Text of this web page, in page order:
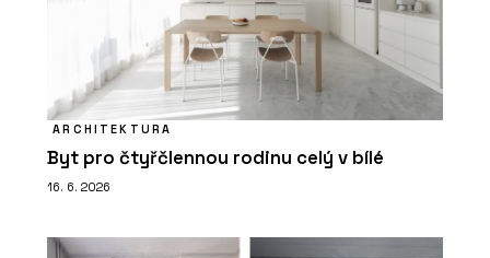
ARCHITEKTURA
Byt pro čtyřčlennou rodinu celý v bílé
16. 6. 2026